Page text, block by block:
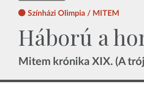
Színházi Olimpia / MITEM
Háború a
Mitem krónika XIX. (A